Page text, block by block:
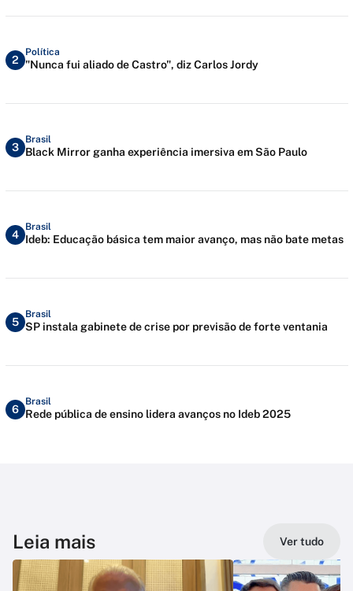
2
Política
"Nunca fui aliado de Castro", diz Carlos Jordy
3
Brasil
Black Mirror ganha experiência imersiva em São Paulo
4
Brasil
Ideb: Educação básica tem maior avanço, mas não bate metas
5
Brasil
SP instala gabinete de crise por previsão de forte ventania
6
Brasil
Rede pública de ensino lidera avanços no Ideb 2025
Leia mais Ver tudo